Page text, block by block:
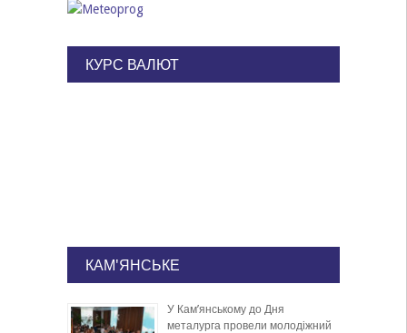
КУРС ВАЛЮТ
КАМ'ЯНСЬКЕ
У Кам’янському до Дня
металурга провели молодіжний